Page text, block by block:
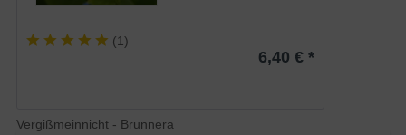
(1)
6,40 € *
Vergißmeinnicht - Brunnera